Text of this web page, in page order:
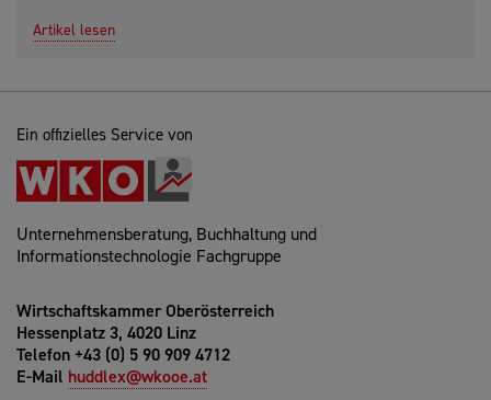
Artikel lesen
Ein offizielles Service von
Unternehmensberatung, Buchhaltung und
Informationstechnologie Fachgruppe
Wirtschaftskammer Oberösterreich
Hessenplatz 3, 4020 Linz
Telefon +43 (0) 5 90 909 4712
E-Mail huddlex@wkooe.at